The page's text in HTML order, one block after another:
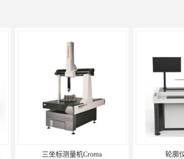
三坐标测量机Croma 轮廓